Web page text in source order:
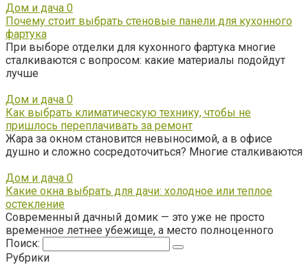
Дом и дача 0
Почему стоит выбрать стеновые панели для кухонного
фартука
При выборе отделки для кухонного фартука многие
сталкиваются с вопросом: какие материалы подойдут
лучше
Дом и дача 0
Как выбрать климатическую технику, чтобы не
пришлось переплачивать за ремонт
Жара за окном становится невыносимой, а в офисе
душно и сложно сосредоточиться? Многие сталкиваются
Дом и дача 0
Какие окна выбрать для дачи: холодное или теплое
остекление
Современный дачный домик — это уже не просто
временное летнее убежище, а место полноценного
Поиск:
Рубрики